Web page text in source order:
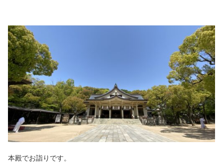
本殿でお詣りです。